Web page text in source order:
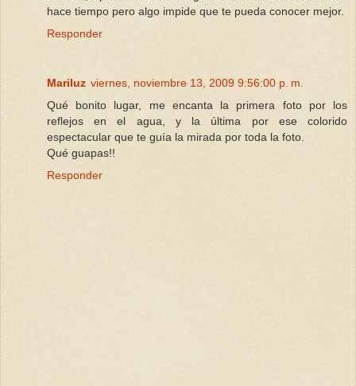
hace tiempo pero algo impide que te pueda conocer mejor.
Responder
Mariluz viernes, noviembre 13, 2009 9:56:00 p. m.
Qué bonito lugar, me encanta la primera foto por los
reflejos en el agua, y la última por ese colorido
espectacular que te guía la mirada por toda la foto.
Qué guapas!!
Responder